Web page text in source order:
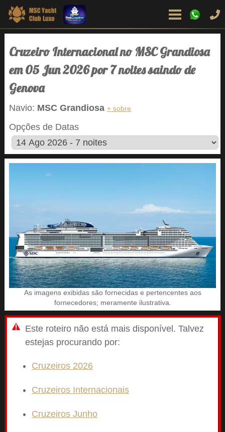
Cruzeiro Internacional no MSC Grandiosa
em 05 Jun 2026 por 7 noites saindo de
Genova
Navio: MSC Grandiosa + sobre
Opções de Datas
As imagens exibidas são fornecidas e pertencentes aos
fornecedores; meramente ilustrativa.
Este roteiro não está mais disponível. Talvez
estejas procurando por:
Cruzeiros 2026
Cruzeiros Internacionais
Cruzeiros Junho